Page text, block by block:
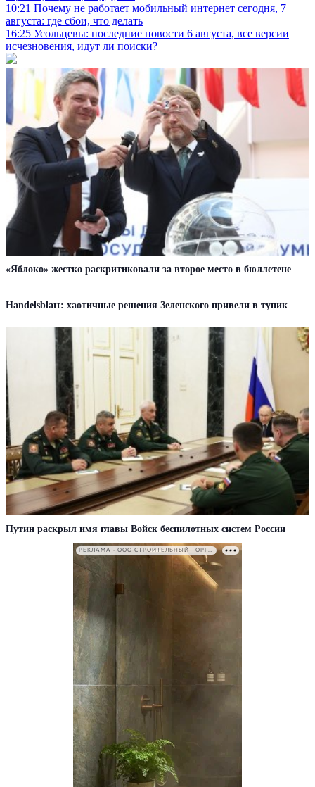
10:21 Почему не работает мобильный интернет сегодня, 7
августа: где сбои, что делать
16:25 Усольцевы: последние новости 6 августа, все версии
исчезновения, идут ли поиски?
«Яблоко» жестко раскритиковали за второе место в бюллетене
Handelsblatt: хаотичные решения Зеленского привели в тупик
Путин раскрыл имя главы Войск беспилотных систем России
РЕКЛАМА • ООО СТРОИТЕЛЬНЫЙ ТОРГОВЫЙ ДОМ «ПЕТРОВИЧ». ИНН: 7802348846